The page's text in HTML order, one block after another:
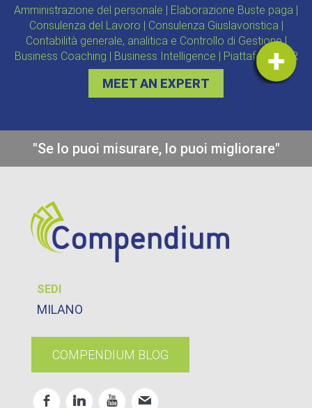
Amministrazione del personale | Elaborazione Buste paga |
Consulenza del Lavoro | Consulenza Giuslavoristica |
Contabilità generale, analitica e Controllo di Gestione |
Business Coaching | Business Intelligence | Piattaforma HR
MEET AN EXPERT
"Se lo puoi misurare, lo puoi migliorare"
SEDI
MILANO
COMPENDIUM BLOG